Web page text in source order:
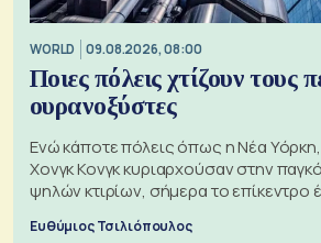
WORLD 09.08.2026, 08:00
Ποιες πόλεις χτίζουν τους
ουρανοξύστες
Ενώ κάποτε πόλεις όπως η Νέα Υόρκη,
Χονγκ Κονγκ κυριαρχούσαν στην
ψηλών κτιρίων, σήμερα το επίκεντρο
Ευθύμιος Τσιλιόπουλος